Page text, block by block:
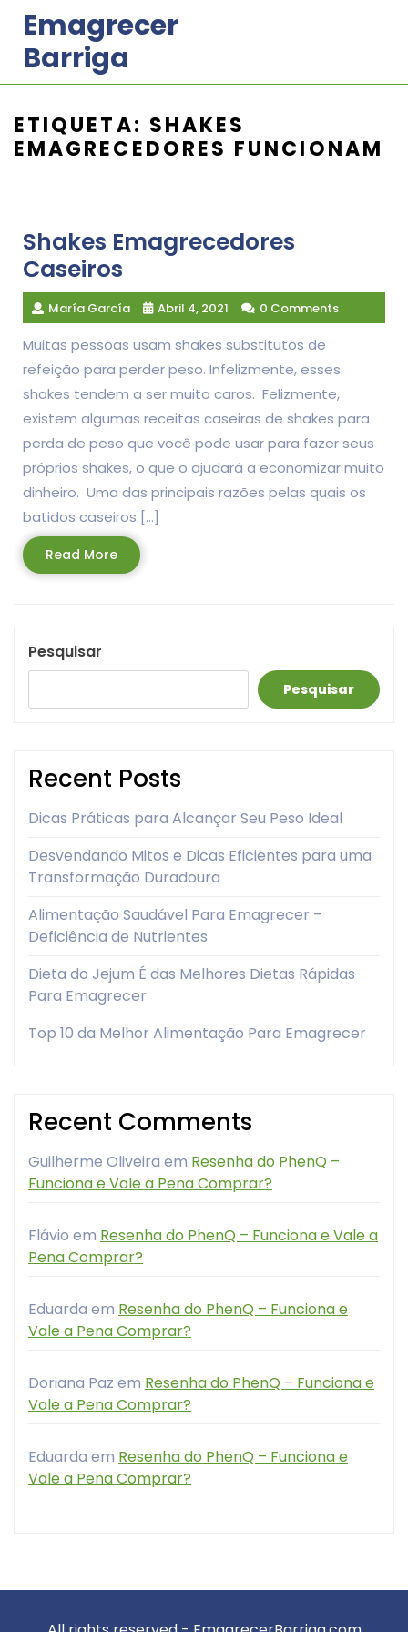
content
Emagrecer
Barriga
ETIQUETA: SHAKES
EMAGRECEDORES FUNCIONAM
Shakes Emagrecedores
Caseiros
María García Abril 4, 2021 0 Comments
Muitas pessoas usam shakes substitutos de
refeição para perder peso. Infelizmente, esses
shakes tendem a ser muito caros. Felizmente,
existem algumas receitas caseiras de shakes para
perda de peso que você pode usar para fazer seus
próprios shakes, o que o ajudará a economizar muito
dinheiro. Uma das principais razões pelas quais os
batidos caseiros […]
Read MoreRead
More
Pesquisar
Pesquisar
Recent Posts
Dicas Práticas para Alcançar Seu Peso Ideal
Desvendando Mitos e Dicas Eficientes para uma
Transformação Duradoura
Alimentação Saudável Para Emagrecer –
Deficiência de Nutrientes
Dieta do Jejum É das Melhores Dietas Rápidas
Para Emagrecer
Top 10 da Melhor Alimentação Para Emagrecer
Recent Comments
Guilherme Oliveira em Resenha do PhenQ –
Funciona e Vale a Pena Comprar?
Flávio em Resenha do PhenQ – Funciona e Vale a
Pena Comprar?
Eduarda em Resenha do PhenQ – Funciona e
Vale a Pena Comprar?
Doriana Paz em Resenha do PhenQ – Funciona e
Vale a Pena Comprar?
Eduarda em Resenha do PhenQ – Funciona e
Vale a Pena Comprar?